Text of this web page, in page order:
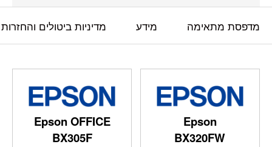
מדפסת מתאימה מידע מדיניות ביטולים והחזרות
Epson
BX320FW
Epson OFFICE
BX305F